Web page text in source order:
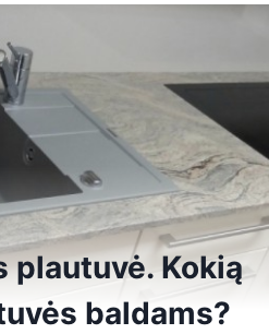
plautuvė. Kokią
baldams?